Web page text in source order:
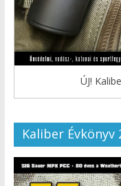
ÚJ!
Kaliber Évkönyv